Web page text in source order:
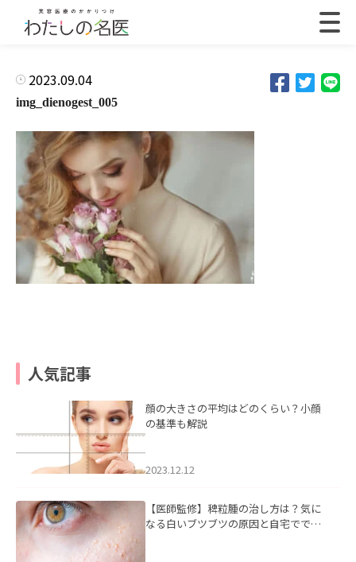
2023.09.04
img_dienogest_005
人気記事
顔の大きさの平均はどのくらい？小顔
の基準も解説
2023.12.12
【医師監修】稗粒腫の治し方は？気に
なる白いブツブツの原因と自宅ででき